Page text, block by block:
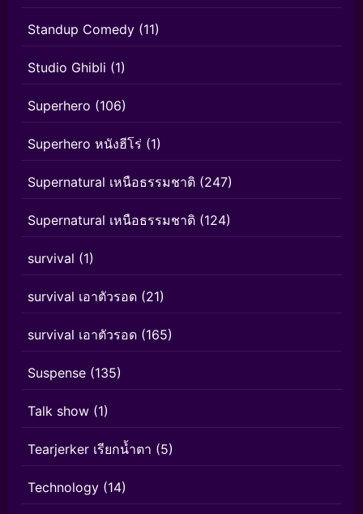
Standup Comedy (11)
Studio Ghibli (1)
Superhero (106)
Superhero หนังฮีโร่ (1)
Supernatural เหนือธรรมชาติ (247)
Supernatural เหนือธรรมชาติ (124)
survival (1)
survival เอาตัวรอด (21)
survival เอาตัวรอด (165)
Suspense (135)
Talk show (1)
Tearjerker เรียกน้ำตา (5)
Technology (14)